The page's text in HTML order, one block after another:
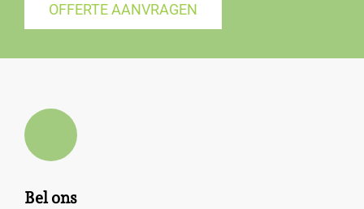
OFFERTE AANVRAGEN
Bel ons